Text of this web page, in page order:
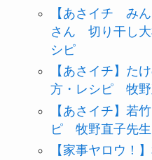
【あさイチ み
さん 切り干し大
シピ
【あさイチ】た
方・レシピ 牧野
【あさイチ】若
ピ 牧野直子先生
【家事ヤロウ！